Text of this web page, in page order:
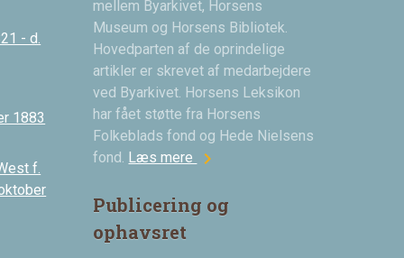
- d.
1883
f.
mellem Byarkivet, Horsens
Museum og Horsens Bibliotek.
Hovedparten af de oprindelige
artikler er skrevet af medarbejdere
ved Byarkivet. Horsens Leksikon
har fået støtte fra Horsens
Folkeblads fond og Hede Nielsens
fond. Læs mere chevron_right
Publicering og
ophavsret